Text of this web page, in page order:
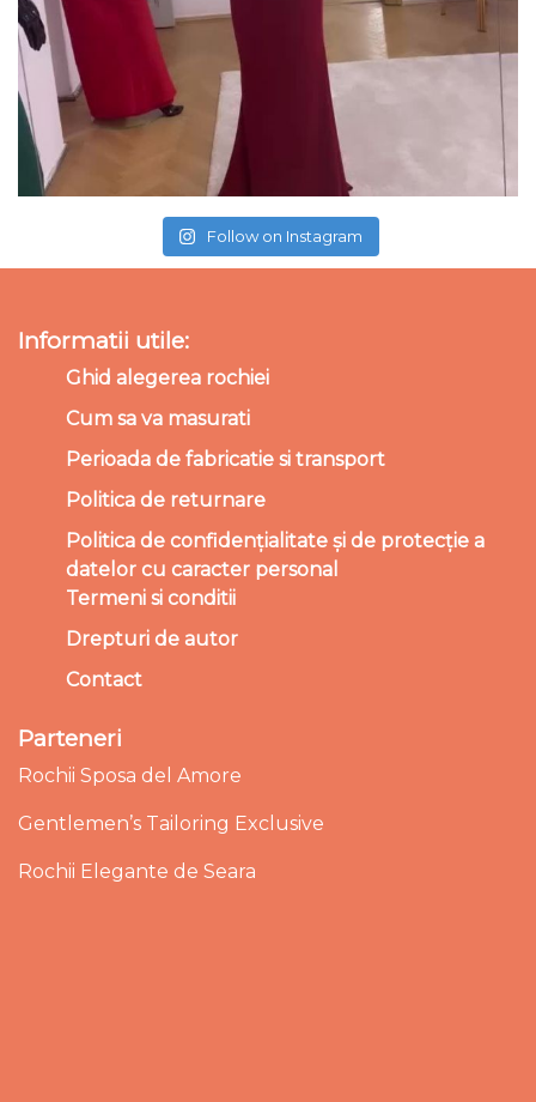
Follow on Instagram
Informatii utile:
Ghid alegerea rochiei
Cum sa va masurati
Perioada de fabricatie si transport
Politica de returnare
Politica de confidențialitate și de protecție a
datelor cu caracter personal
Termeni si conditii
Drepturi de autor
Contact
Parteneri
Rochii Sposa del Amore
Gentlemen’s Tailoring Exclusive
Rochii Elegante de Seara